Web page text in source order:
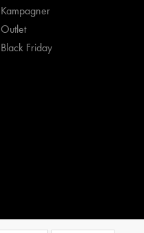
Kampagner
Outlet
Black Friday